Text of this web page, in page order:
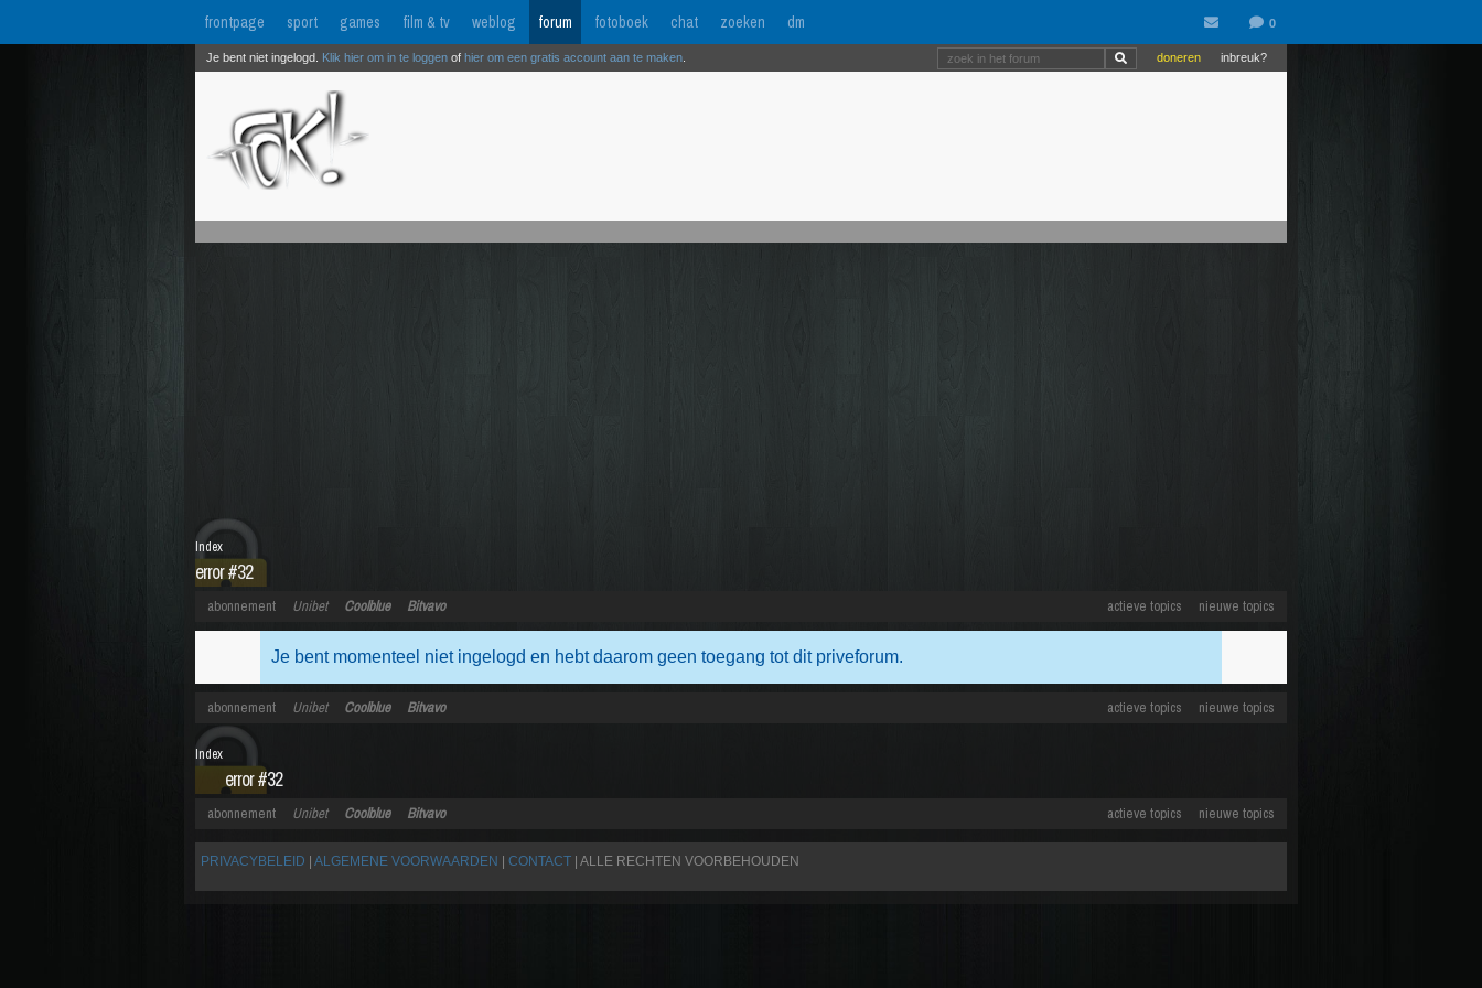
frontpage sport games film & tv weblog forum fotoboek chat zoeken dm
inbreuk?
doneren
Je bent niet ingelogd. Klik hier om in te loggen of hier om een gratis account aan te maken
error #32
Index
actieve topics nieuwe topics
abonnement Unibet Coolblue Bitvavo
Je bent momenteel niet ingelogd en hebt daarom geen toegang tot dit priveforum.
actieve topics nieuwe topics
abonnement Unibet Coolblue Bitvavo
error #32
Index
actieve topics nieuwe topics
abonnement Unibet Coolblue Bitvavo
PRIVACYBELEID ALGEMENE VOORWAARDEN CONTACT | ALLE RECHTEN VOORBEHOUDEN